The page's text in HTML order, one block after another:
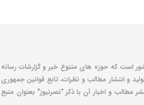
است که حوزه های متنوع خبر و گزارشات رسانه
و انتشار مطالب و نظرات، تابع قوانین جمهوری
مطالب و اخبار آن با ذکر "نصرنیوز" بعنوان منبع